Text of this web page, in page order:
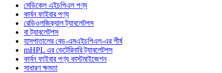
মেডিকেল এইচপিএল পণ্য
কার্বন ফাইবার পণ্য
রেডিওলজিক্যাল ট্যাবলেটপস
বা ট্যাবলেটপস
হাসপাতালের বেড-এমএইচপিএল-এর শীর্ষ
mHPL এর ভেটেরিনারি ট্যাবলেটপস
কার্বন ফাইবার পণ্য কাস্টমাইজেশন
সাধারণ ক্ষমতা